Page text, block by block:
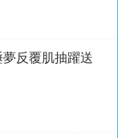
反覆肌抽躍送